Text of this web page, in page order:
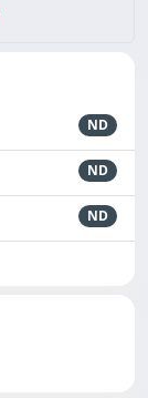
ND
ND
ND